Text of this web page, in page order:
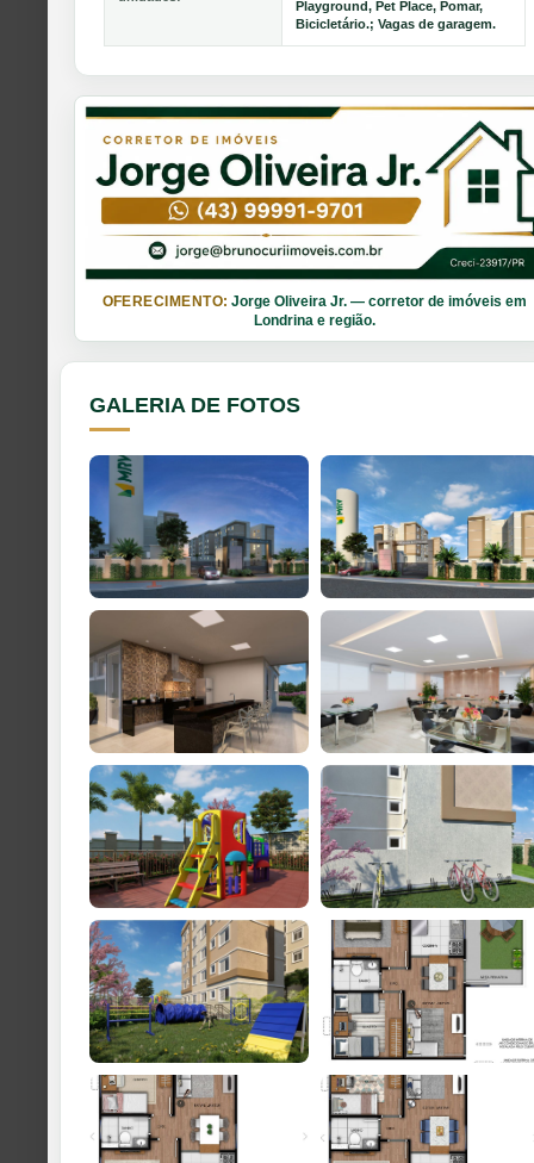
Playground, Pet Place, Pomar,
Bicicletário.; Vagas de garagem.
OFERECIMENTO: Jorge Oliveira Jr. — corretor de imóveis em
Londrina e região.
GALERIA DE FOTOS